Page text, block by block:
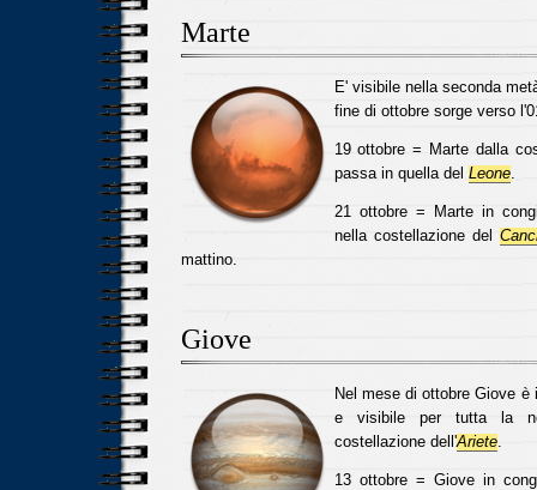
Marte
E' visibile nella seconda
fine di ottobre sorge verso
19 ottobre = Marte dalla
passa in quella del Leone.
21 ottobre = Marte in
nella costellazione del
mattino.
Giove
Nel mese di ottobre Giove
e visibile per tutta la
costellazione dell'Ariete.
13 ottobre = Giove in